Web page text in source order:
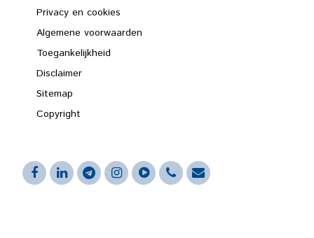
Privacy en cookies
Algemene voorwaarden
Toegankelijkheid
Disclaimer
Sitemap
Copyright